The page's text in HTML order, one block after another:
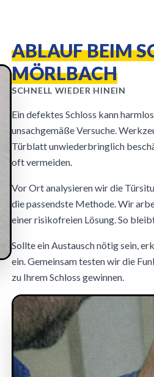
ABLAUF BEIM
MÖRLBACH
SCHNELL WIEDER HINEIN
Ein defektes Schloss kann
unsachgemäße Versuche.
Türblatt unwiederbringlich
oft vermeiden.
Vor Ort analysieren wir die
die passendste Methode. Wir
einer risikofreien Lösung. So
Sollte ein Austausch nötig sein,
ein. Gemeinsam testen wir die
zu Ihrem Schloss gewinnen.